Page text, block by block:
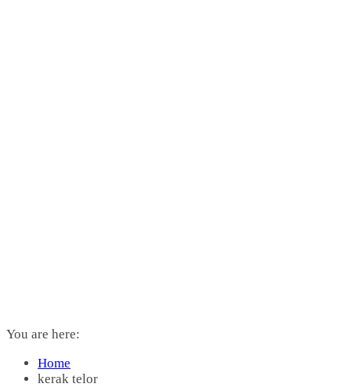
You are here:
Home
kerak telor